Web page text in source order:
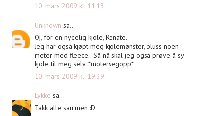
10. mars 2009 kl. 11:13
Unknown sa...
Oj, for en nydelig kjole, Renate.
Jeg har også kjøpt meg kjolemønster, pluss noen
meter med fleece.. Så nå skal jeg også prøve å sy
kjole til meg selv..*motersegopp*
10. mars 2009 kl. 19:39
Lykke sa...
Takk alle sammen :D